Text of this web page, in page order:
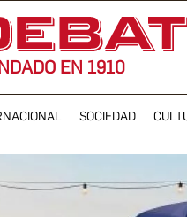
EN 1910
SOCIEDAD